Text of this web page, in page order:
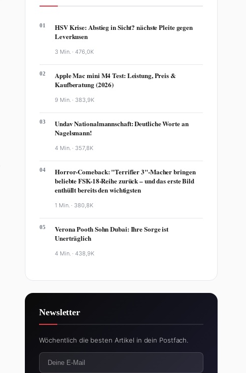
01
HSV Krise: Abstieg in Sicht? nächste Pleite gegen
Leverkusen
3 Min. ·476,0K
02
Apple Mac mini M4 Test: Leistung, Preis &
Kaufberatung (2026)
9 Min. · 383,9K
03
Undav Nationalmannschaft: Deutliche Worte an
Nagelsmann!
4 Min. · 357,8K
04
Horror-Comeback: "Terrifier 3"-Macher bringen
beliebte FSK-18-Reihe zurück – und das erste Bild
enthüllt bereits den wichtigsten
1 Min. · 380,8K
05
Verona Pooth Sohn Dubai: Ihre Sorge ist
Unerträglich
4 Min. ·438,9K
Newsletter
Wöchentlich die besten Artikel in dein Postfach.